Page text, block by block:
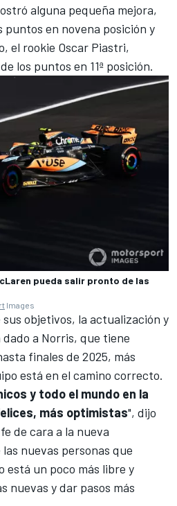
alguna pequeña mejora,
puntos en novena posición y
el rookie Oscar Piastri,
los puntos en 11ª posición.
pueda salir pronto de las
Images
objetivos, la actualización y
a Norris, que tiene
finales de 2025, más
está en el camino correcto.
y todo el mundo en la
más optimistas", dijo
de cara a la nueva
nuevas personas que
está un poco más libre y
nuevas y dar pasos más